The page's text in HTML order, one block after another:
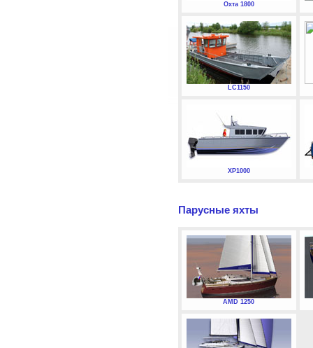
Охта 1800
LC1150
XP1000
Парусные яхты
AMD 1250